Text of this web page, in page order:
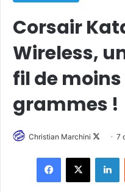
Corsair
Wireless,
fil de moins
grammes !
Christian Marchini
Follow
X
7